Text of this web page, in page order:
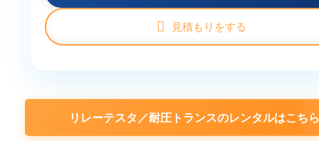
見積もりをする
リレーテスタ／耐圧トランスのレンタルはこちら